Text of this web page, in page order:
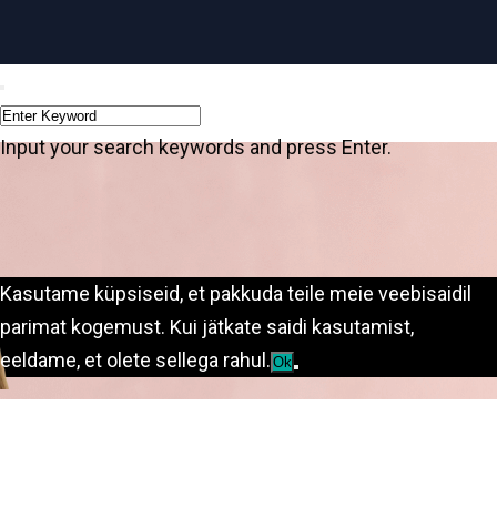
Input your search keywords and press Enter.
Kasutame küpsiseid, et pakkuda teile meie veebisaidil
parimat kogemust. Kui jätkate saidi kasutamist,
eeldame, et olete sellega rahul. Ok